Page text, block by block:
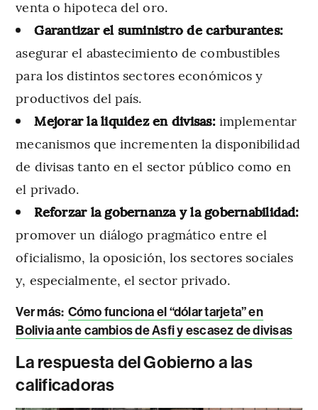
venta o hipoteca del oro.
Garantizar el suministro de carburantes:
asegurar el abastecimiento de combustibles
para los distintos sectores económicos y
productivos del país.
Mejorar la liquidez en divisas: implementar
mecanismos que incrementen la disponibilidad
de divisas tanto en el sector público como en
el privado.
Reforzar la gobernanza y la gobernabilidad:
promover un diálogo pragmático entre el
oficialismo, la oposición, los sectores sociales
y, especialmente, el sector privado.
Ver más: Cómo funciona el “dólar tarjeta” en
Bolivia ante cambios de Asfi y escasez de divisas
La respuesta del Gobierno a las
calificadoras